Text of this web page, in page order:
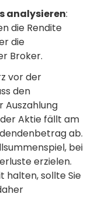
analysieren:
die Rendite
die
Broker.
vor der
den
Auszahlung
Aktie fällt am
ab.
bei
erzielen.
halten, sollte Sie